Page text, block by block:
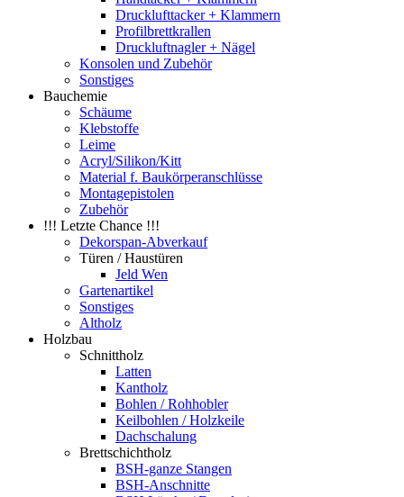
Drucklufttacker + Klammern
Profilbrettkrallen
Druckluftnagler + Nägel
Konsolen und Zubehör
Sonstiges
Bauchemie
Schäume
Klebstoffe
Leime
Acryl/Silikon/Kitt
Material f. Baukörperanschlüsse
Montagepistolen
Zubehör
!!! Letzte Chance !!!
Dekorspan-Abverkauf
Türen / Haustüren
Jeld Wen
Gartenartikel
Sonstiges
Altholz
Holzbau
Schnittholz
Latten
Kantholz
Bohlen / Rohhobler
Keilbohlen / Holzkeile
Dachschalung
Brettschichtholz
BSH-ganze Stangen
BSH-Anschnitte